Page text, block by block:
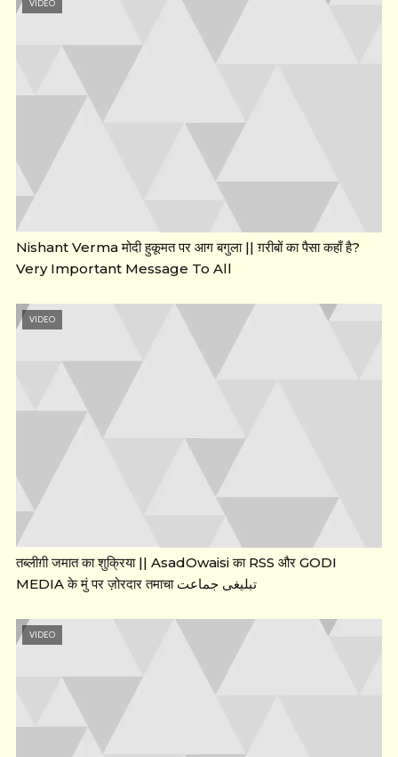
VIDEO
Nishant Verma मोदी हुकूमत पर आग बगुला || ग़रीबों का पैसा कहाँ है?
Very Important Message To All
VIDEO
तब्लीग़ी जमात का शुक्रिया || AsadOwaisi का RSS और GODI
MEDIA के मुं पर ज़ोरदार तमाचा تبلیغی جماعت
VIDEO